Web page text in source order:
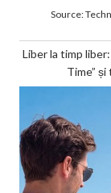
Source:
Liber la timp
Time”